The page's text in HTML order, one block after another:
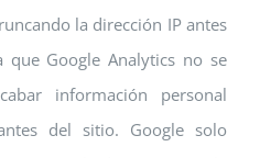
la dirección IP antes
que Google Analytics no se
información personal
del sitio. Google solo